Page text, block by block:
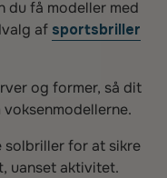
få modeller med
af sportsbriller
og former, så dit
solbriller for at sikre
uanset aktivitet.